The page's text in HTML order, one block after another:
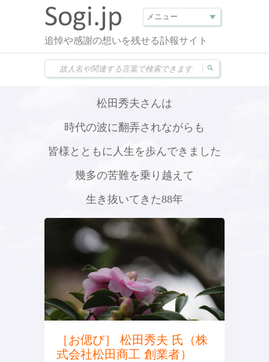
追悼や感謝の想いを残せる訃報サイト
松田秀夫さんは
時代の波に翻弄されながらも
皆様とともに人生を歩んできました
幾多の苦難を乗り越えて
生き抜いてきた88年
［お偲び］ 松田秀夫 氏（株
式会社松田商工 創業者）